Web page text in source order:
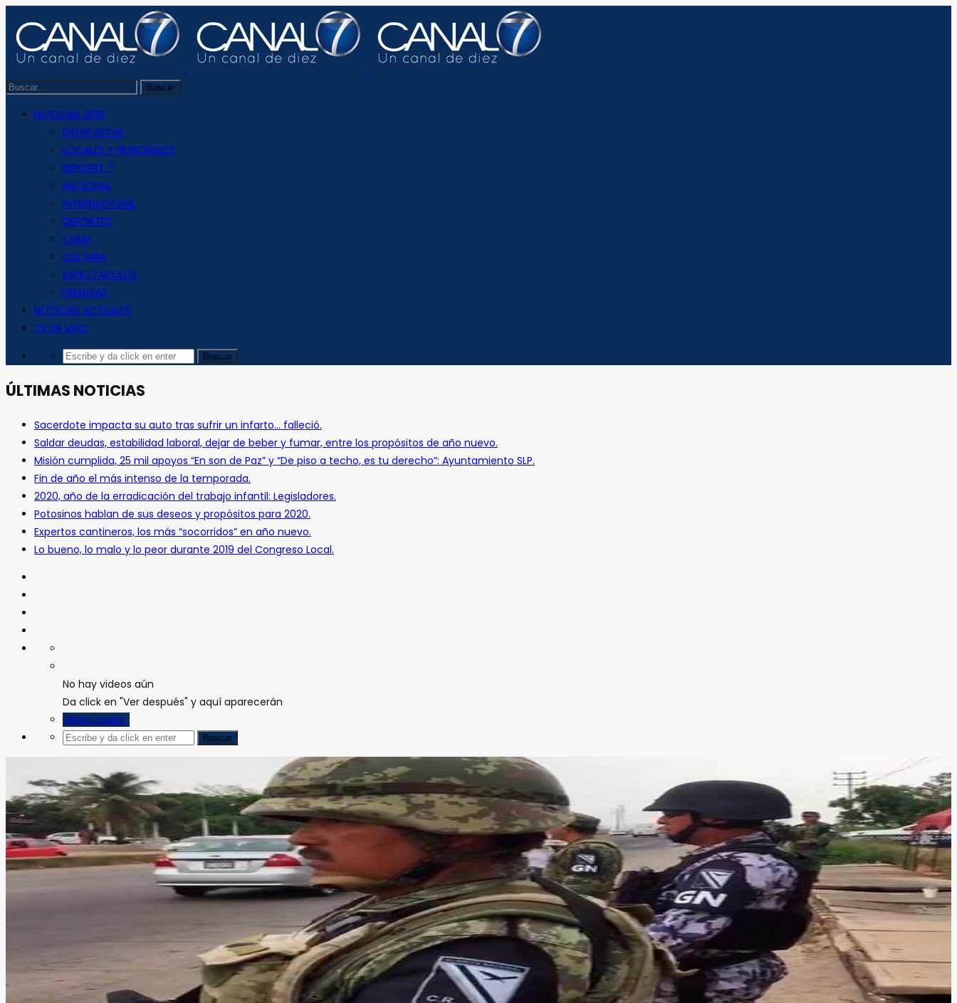
NOTICIAS 2019
ENTREVISTAS
LOCALES Y REGIONALES
REPORTE 7
NACIONAL
INTERNACIONAL
DEPORTES
CLIMA
CULTURA
ESPECTACULOS
FINANZAS
NOTICIAS ACTUALES
TV EN VIVO
ÚLTIMAS NOTICIAS
Sacerdote impacta su auto tras sufrir un infarto… falleció.
Saldar deudas, estabilidad laboral, dejar de beber y fumar, entre los propósitos de año nuevo.
Misión cumplida, 25 mil apoyos “En son de Paz” y “De piso a techo, es tu derecho”: Ayuntamiento SLP.
Fin de año el más intenso de la temporada.
2020, año de la erradicación del trabajo infantil: Legisladores.
Potosinos hablan de sus deseos y propósitos para 2020.
Expertos cantineros, los más “socorridos” en año nuevo.
Lo bueno, lo malo y lo peor durante 2019 del Congreso Local.
No hay videos aún
Da click en "Ver después" y aquí aparecerán
Verlos todos